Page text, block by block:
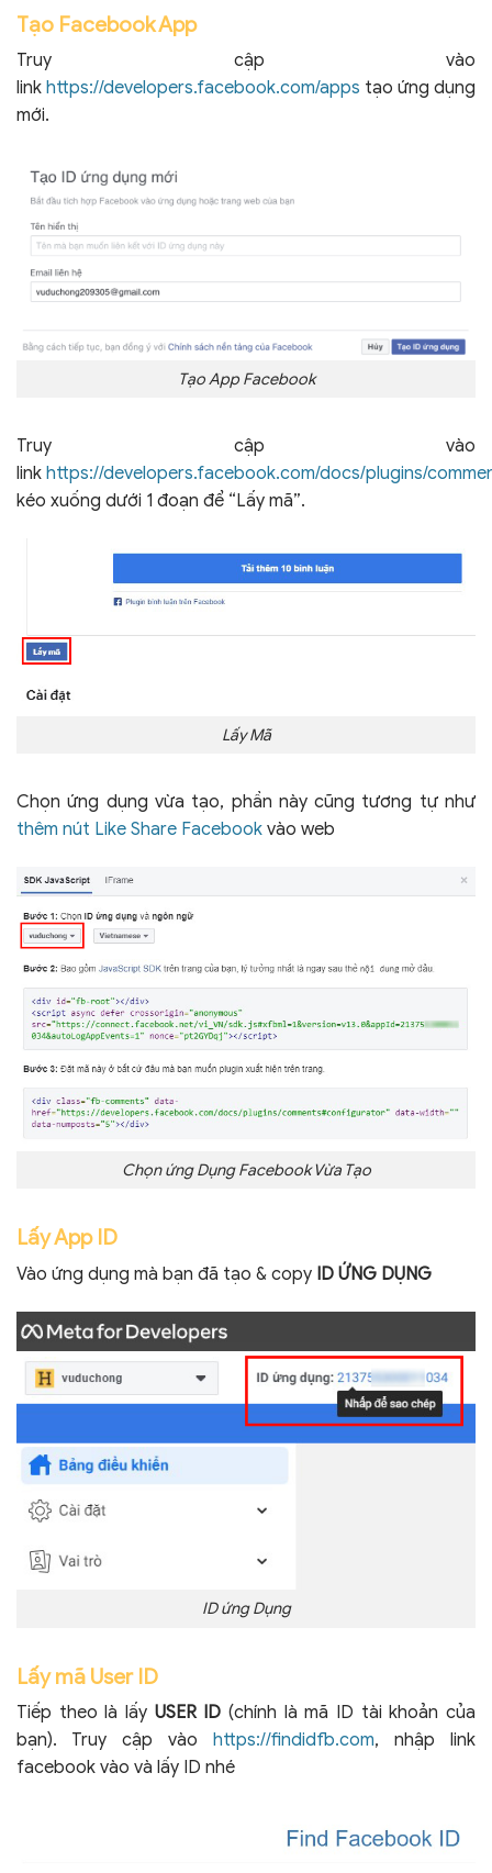
Tạo Facebook App
Truy cập vào
link https://developers.facebook.com/apps tạo ứng dụng
mới.
Tạo App Facebook
Truy cập vào
link https://developers.facebook.com/docs/plugins/
kéo xuống dưới 1 đoạn để “Lấy mã”.
Lấy Mã
Chọn ứng dụng vừa tạo, phần này cũng tương tự như
thêm nút Like Share Facebook vào web
Chọn ứng Dụng Facebook Vừa Tạo
Lấy App ID
Vào ứng dụng mà bạn đã tạo & copy ID ỨNG DỤNG
ID ứng Dụng
Lấy mã User ID
Tiếp theo là lấy USER ID (chính là mã ID tài khoản của
bạn). Truy cập vào https://findidfb.com, nhập link
facebook vào và lấy ID nhé